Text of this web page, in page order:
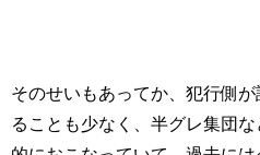
そのせいもあってか、犯行側
ることも少なく、半グレ集団